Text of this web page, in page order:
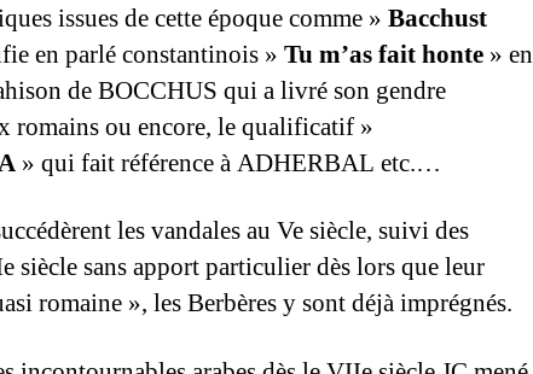
issues de cette époque comme » Bacchust
en parlé constantinois » Tu m’as fait honte » en
de BOCCHUS qui a livré son gendre
romains ou encore, le qualificatif »
» qui fait référence à ADHERBAL etc.…
les vandales au Ve siècle, suivi des
siècle sans apport particulier dès lors que leur
romaine », les Berbères y sont déjà imprégnés.